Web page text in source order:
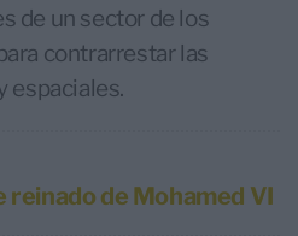
de un sector de los
contrarrestar las
espaciales.
reinado de Mohamed VI